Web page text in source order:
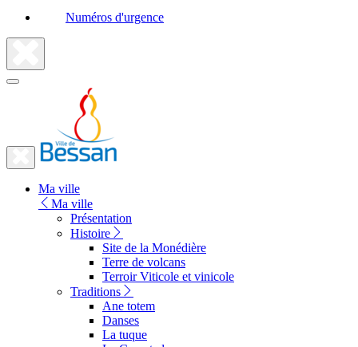
Numéros d'urgence
Fermer
Fermer
vers
Ma ville
Ma ville
Présentation
Histoire
Site de la Monédière
Terre de volcans
Terroir Viticole et vinicole
Traditions
Ane totem
Danses
La tuque